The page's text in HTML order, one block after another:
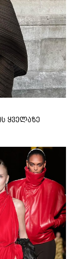
ყველაზე